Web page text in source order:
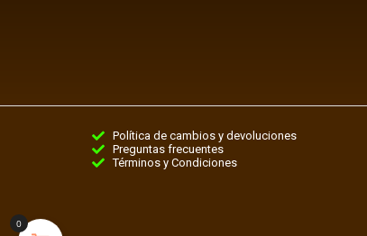
Política de cambios y devoluciones
Preguntas frecuentes
Términos y Condiciones
0